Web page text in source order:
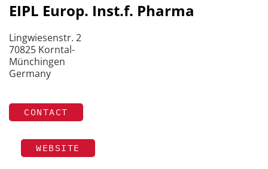
EIPL Europ. Inst.f. Pharma
Lingwiesenstr. 2
70825 Korntal-
Münchingen
Germany
CONTACT
WEBSITE